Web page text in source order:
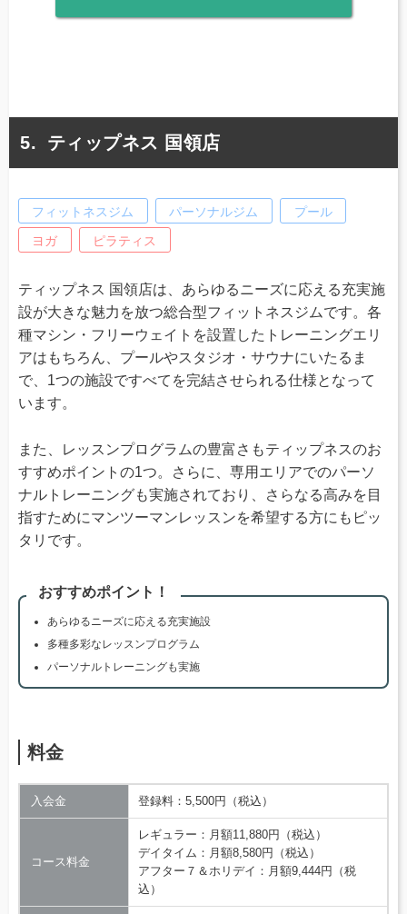
ティップネス 国領店
フィットネスジム パーソナルジム プール
ヨガ ピラティス
ティップネス 国領店は、あらゆるニーズに応える充実施
設が大きな魅力を放つ総合型フィットネスジムです。各
種マシン・フリーウェイトを設置したトレーニングエリ
アはもちろん、プールやスタジオ・サウナにいたるま
で、1つの施設ですべてを完結させられる仕様となって
います。
また、レッスンプログラムの豊富さもティップネスのお
すすめポイントの1つ。さらに、専用エリアでのパーソ
ナルトレーニングも実施されており、さらなる高みを目
指すためにマンツーマンレッスンを希望する方にもピッ
タリです。
おすすめポイント！
あらゆるニーズに応える充実施設
多種多彩なレッスンプログラム
パーソナルトレーニングも実施
料金
入会金 登録料：5,500円（税込）
コース料金
レギュラー：月額11,880円（税込）
デイタイム：月額8,580円（税込）
アフター７＆ホリデイ：月額9,444円（税
込）